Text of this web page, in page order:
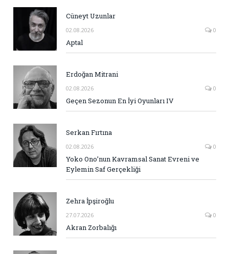
Cüneyt Uzunlar
02.08.2026 0
Aptal
Erdoğan Mitrani
02.08.2026 0
Geçen Sezonun En İyi Oyunları IV
Serkan Fırtına
02.08.2026 0
Yoko Ono’nun Kavramsal Sanat Evreni ve
Eylemin Saf Gerçekliği
Zehra İpşiroğlu
27.07.2026 0
Akran Zorbalığı